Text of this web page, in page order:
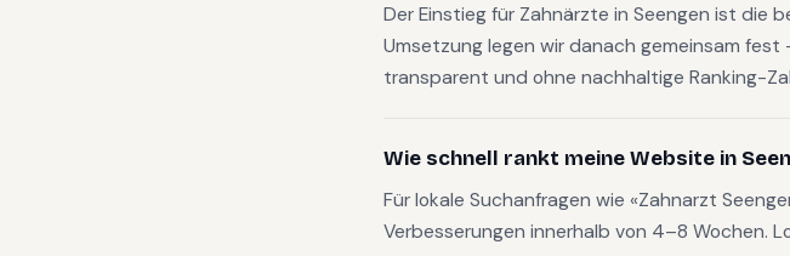
Der Einstieg für Zahnärzte in Seengen ist die
Umsetzung legen wir danach gemeinsam
transparent und ohne nachhaltige Ranking-
Wie schnell rankt meine Website in
Für lokale Suchanfragen wie «Zahnarzt
Verbesserungen innerhalb von 4–8 Wochen.